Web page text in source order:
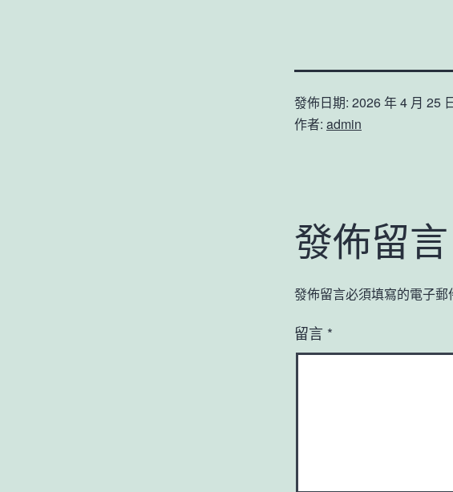
發佈日期: 2026 年 4 月 25
作者: admin
發佈留言
發佈留言必須填寫的電子郵
留言 *